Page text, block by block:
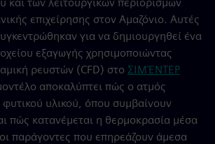
επιχείρησης στον Αμαζόνιο. Αυτές
για να δημιουργηθεί ένα
εξαγωγής χρησιμοποιώντας
ρευστών (CFD) στο ΣΙΜΈΝΤΕΡ
αποκαλύπτει πώς ο ατμός
φυτικού υλικού, όπου συμβαίνουν
πώς κατανέμεται η θερμοκρασία μέσα
παράγοντες που επηρεάζουν άμεσα